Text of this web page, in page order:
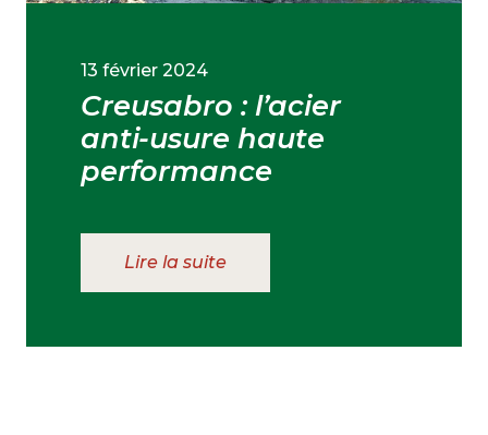
13 février 2024
Creusabro : l’acier
anti-usure haute
performance
Lire la suite